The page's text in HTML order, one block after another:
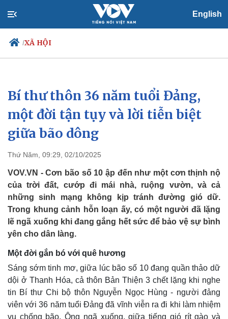
English
/XÃ HỘI
Chính trị
Đảng
Tổ chức nhân sự
Quốc hội
Nhận diện sự thật
Xã hội
Tin 24h
Dự báo thời tiết
Bí thư thôn 36 năm tuổi Đảng,
một đời tận tụy và lời tiễn biệt
giữa bão dông
Thứ Năm, 09:29, 02/10/2025
VOV.VN - Cơn bão số 10 ập đến như một cơn thịnh nộ
của trời đất, cướp đi mái nhà, ruộng vườn, và cả
những sinh mạng không kịp tránh đường gió dữ.
Trong khung cảnh hỗn loạn ấy, có một người đã lặng
lẽ ngã xuống khi đang gắng hết sức để bảo vệ sự bình
yên cho dân làng.
Một đời gắn bó với quê hương
Sáng sớm tinh mơ, giữa lúc bão số 10 đang quần thảo dữ
dội ở Thanh Hóa, cả thôn Bản Thiện 3 chết lặng khi nghe
tin Bí thư Chi bộ thôn Nguyễn Ngọc Hùng - người đảng
viên với 36 năm tuổi Đảng đã vĩnh viễn ra đi khi làm nhiệm
vụ chống bão. Ông ngã xuống, giữa tiếng gió rít gào và